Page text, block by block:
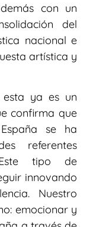
con un
del
nacional e
artística y
esta ya es un
confirma que
se ha
referentes
tipo de
innovando
Nuestro
emocionar y